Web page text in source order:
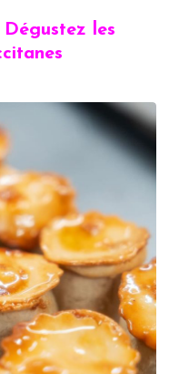
Dégustez les